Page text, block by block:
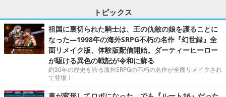
トピックス
祖国に裏切られた騎士は、王の仇敵の娘を護ることに
なった―1998年の海外SRPG不朽の名作『幻世録』全
面リメイク版、体験版配信開始。ダーティーヒーロー
が駆ける異色の戦記が令和に蘇る
約30年の歴史を誇る海外SRPGの不朽の名作が全面リメイクされ
て登場！